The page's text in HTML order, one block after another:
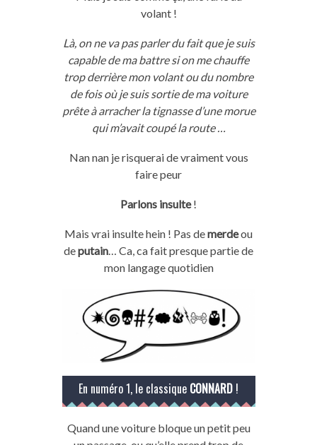
volant !
Là, on ne va pas parler du fait que jesuis
capable de ma battre si on me chauffe
trop derrière mon volant ou du nombre
de fois où jesuis sortie de ma voiture
prête à arracher la tignassed’une morue
qui m’avait coupé la route …
Nannan jerisquerai de vraiment vous
faire peur
Parlons insulte!
Mais vrai insultehein ! Pas demerdeou
deputain
Ca, ca fait presque partie de
mon langage quotidien
En numéro 1, le classique CONNARD !
Quand une voiture bloque un petit peu